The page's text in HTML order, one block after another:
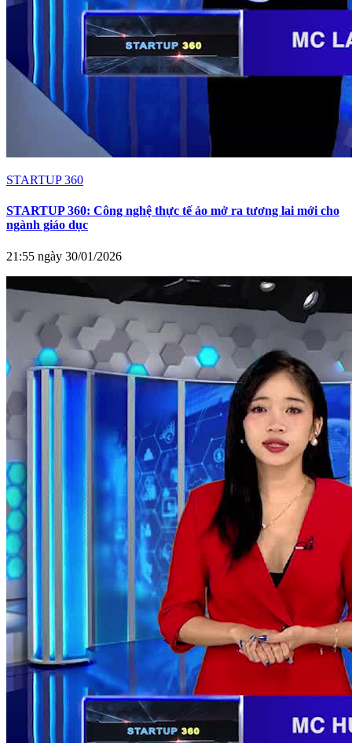
STARTUP 360
STARTUP 360: Công nghệ thực tế ảo mở ra tương lai mới cho
ngành giáo dục
21:55 ngày 30/01/2026